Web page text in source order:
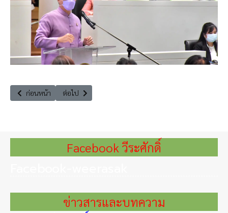
เนื้อหาก่อนหน้า: รายการเป็นกันเองยกระดับคุณภาพชีวิตของคนและสิ่งแวด
ก่อนหน้า เนื้อหาถัดไป: ลูกค้ากลับมาแต่ลูกน้องยังไม่มา กระทบท่องเที่
ต่อไป
Facebook วีระศักดิ์
ข่าวสารและบทความ